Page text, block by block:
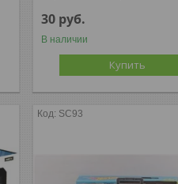
30 руб.
В наличии
Купить
SC93